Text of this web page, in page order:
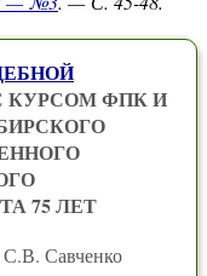
КУРСОМ ФПК И
75 ЛЕТ
Савченко